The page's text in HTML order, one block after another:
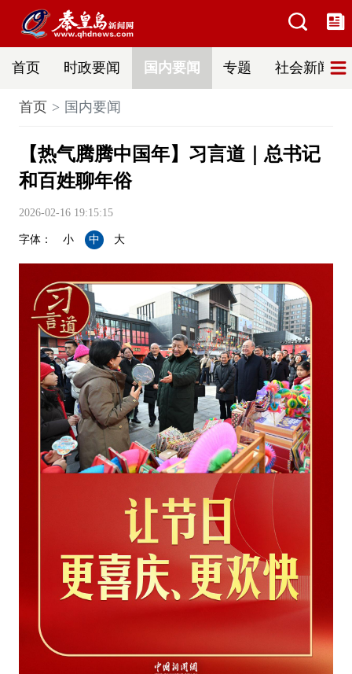
首页 时政要闻 国内要闻 专题 社会新闻
首页 国内要闻
【热气腾腾中国年】习言道｜总书记
和百姓聊年俗
2026-02-16 19:15:15
字体： 小 中 大